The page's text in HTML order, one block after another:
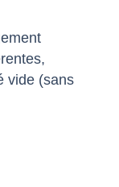
vide (sans